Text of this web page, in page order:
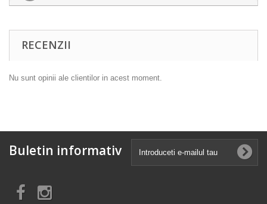
RECENZII
Nu sunt opinii ale clientilor in acest moment.
Buletin informativ